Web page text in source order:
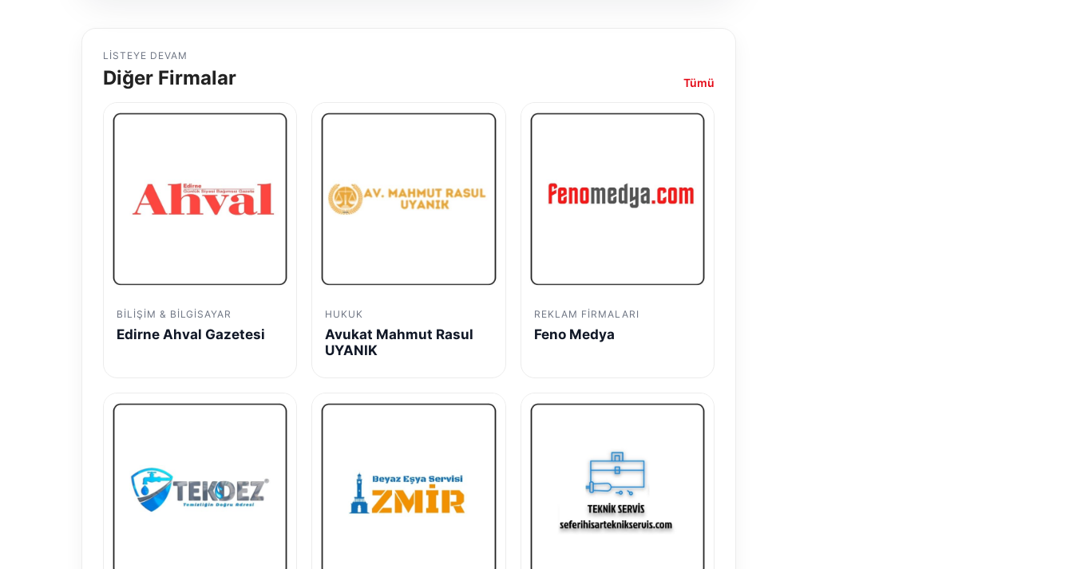
LISTEYE DEVAM
Diğer Firmalar Tümü
BILIŞIM & BILGISAYAR
Edirne Ahval Gazetesi
HUKUK
Avukat Mahmut Rasul
UYANIK
REKLAM FIRMALARI
Feno Medya